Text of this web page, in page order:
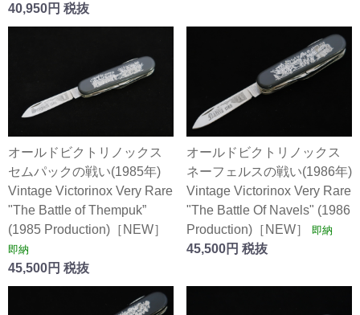
40,950円 税抜
オールドビクトリノックス
セムパックの戦い(1985年)
Vintage Victorinox Very Rare
"The Battle of Thempuk”
(1985 Production)［NEW］
即納
45,500円 税抜
オールドビクトリノックス
ネーフェルスの戦い(1986年)
Vintage Victorinox Very Rare
"The Battle Of Navels" (1986
Production)［NEW］
即納
45,500円 税抜